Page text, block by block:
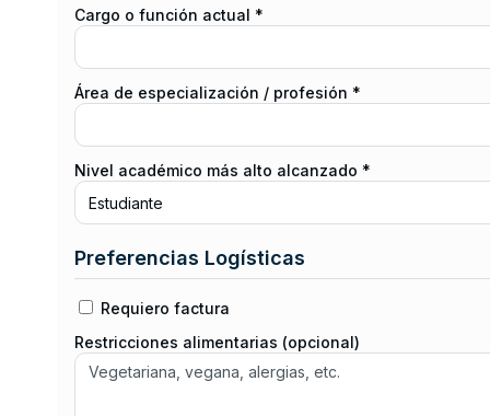
Cargo o función actual *
Área de especialización / profesión *
Nivel académico más alto alcanzado *
Preferencias Logísticas
Requiero factura
Restricciones alimentarias (opcional)